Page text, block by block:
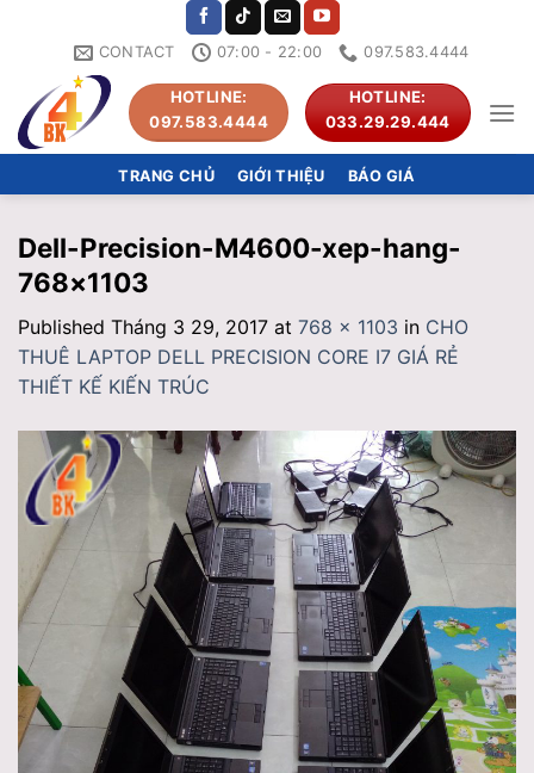
CONTACT 07:00 - 22:00 097.583.4444
HOTLINE:
097.583.4444
HOTLINE:
033.29.29.444
TRANG CHỦ GIỚI THIỆU BÁO GIÁ
Dell-Precision-M4600-xep-hang-
768×1103
Published Tháng 3 29, 2017 at 768 × 1103 in CHO
THUÊ LAPTOP DELL PRECISION CORE I7 GIÁ RẺ
THIẾT KẾ KIẾN TRÚC